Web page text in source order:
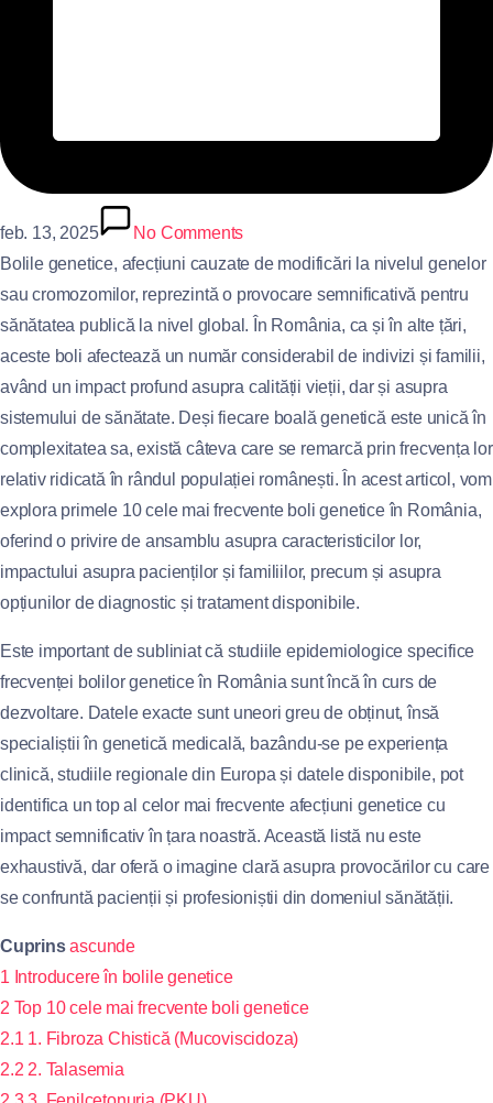
feb. 13, 2025
No Comments
Bolile genetice, afecțiuni cauzate de modificări la nivelul genelor
sau cromozomilor, reprezintă o provocare semnificativă pentru
sănătatea publică la nivel global. În România, ca și în alte țări,
aceste boli afectează un număr considerabil de indivizi și familii,
având un impact profund asupra calității vieții, dar și asupra
sistemului de sănătate. Deși fiecare boală genetică este unică în
complexitatea sa, există câteva care se remarcă prin frecvența lor
relativ ridicată în rândul populației românești. În acest articol, vom
explora primele 10 cele mai frecvente boli genetice în România,
oferind o privire de ansamblu asupra caracteristicilor lor,
impactului asupra pacienților și familiilor, precum și asupra
opțiunilor de diagnostic și tratament disponibile.
Este important de subliniat că studiile epidemiologice specifice
frecvenței bolilor genetice în România sunt încă în curs de
dezvoltare. Datele exacte sunt uneori greu de obținut, însă
specialiștii în genetică medicală, bazându-se pe experiența
clinică, studiile regionale din Europa și datele disponibile, pot
identifica un top al celor mai frecvente afecțiuni genetice cu
impact semnificativ în țara noastră. Această listă nu este
exhaustivă, dar oferă o imagine clară asupra provocărilor cu care
se confruntă pacienții și profesioniștii din domeniul sănătății.
Cuprins ascunde
1 Introducere în bolile genetice
2 Top 10 cele mai frecvente boli genetice
2.1 1. Fibroza Chistică (Mucoviscidoza)
2.2 2. Talasemia